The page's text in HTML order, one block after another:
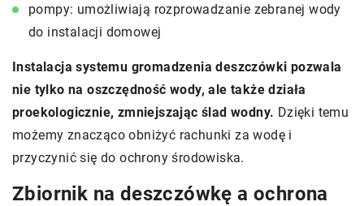
pompy: umożliwiają rozprowadzanie zebranej wody
do instalacji domowej
Instalacja systemu gromadzenia deszczówki pozwala
nie tylko na oszczędność wody, ale także działa
proekologicznie, zmniejszając ślad wodny. Dzięki temu
możemy znacząco obniżyć rachunki za wodę i
przyczynić się do ochrony środowiska.
Zbiornik na deszczówkę a ochrona